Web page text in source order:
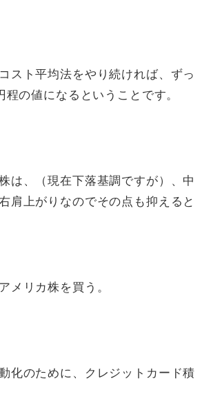
スト平均法をやり続ければ、ずっ
程の値になるということです。
は、（現在下落基調ですが）、中
肩上がりなのでその点も抑えると
メリカ株を買う。
化のために、クレジットカード積